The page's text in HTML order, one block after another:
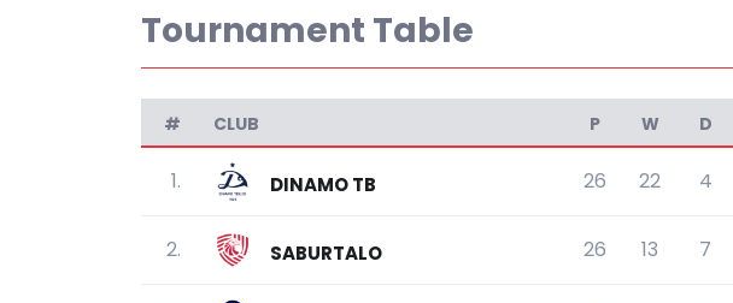
Tournament Table
# CLUB P W D
1. DINAMO TB 26 22 4
2. SABURTALO 26 13 7